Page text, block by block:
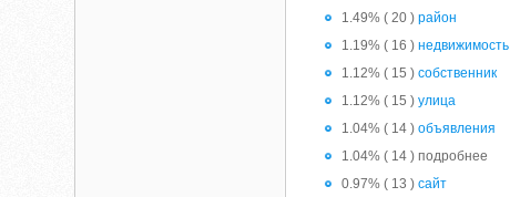
1.49% ( 20 )район
1.19% ( 16 )недвижимость
1.12% ( 15 )собственник
1.12% ( 15 )улица
1.04% ( 14 )объявления
1.04% ( 14 ) подробнее
0.97% ( 13 )сайт